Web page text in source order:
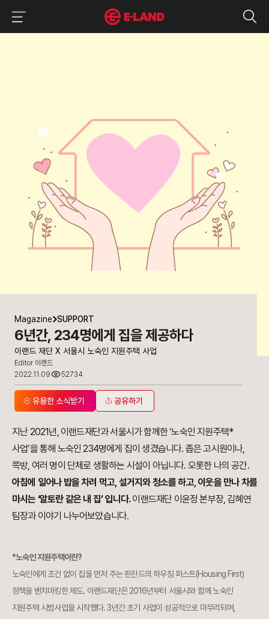
이랜드 재단 X 서울시 노숙인 지원주택 사업
매거진 상세보기
Magazine SUPPORT
6년간, 234명에게 집을 제공하다
이랜드 재단 X 서울시 노숙인 지원주택 사업
Editor 이랜드
2022.11.09
52734
유용한 소식받기 공유하기
지난 2021년, 이랜드재단과 서울시가 함께한 ‘노숙인 지원주택*
사업’을 통해 노숙인 234명에게 집이 생겼습니다. 좁은 고시원이나,
쪽방, 여러 명이 단체로 생활하는 시설이 아닙니다. 오롯한 나의 공간.
아침에 일어나 밥을 차려 먹고, 설거지와 청소를 하고, 이웃을 만나 차를
마시는 ‘알토란 같은 내 집’ 입니다.이랜드재단 이윤정 본부장, 김혜연
팀장과 이야기 나누어보았습니다.
*노숙인 지원주택이란?
노숙인에게 조건 없이 집을 먼저 주는 핀란드의 하우징 퍼스트(Housing First)
정책을 벤치마킹한 제도. 이랜드재단은 2016년부터 서울시와 함께 노숙인
지원주택 시범사업을 시작했다. 3년간 초기 사업이 성공적으로 마무리되며,